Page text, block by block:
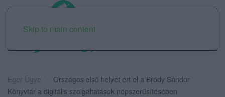
Skip to main content
Eger Ügye
Országos első helyet ért el a Bródy Sándor
Könyvtár a digitális szolgáltatások népszerűsítésében